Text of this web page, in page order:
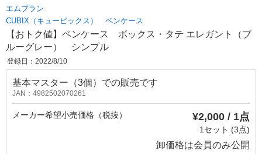
エムプラン
CUBIX（キュービックス） ペンケース
【おトク値】ペンケース ボックス・タテ エレガント（ブ
ルーグレー） シンプル
登録日：2022/8/10
基本マスター（3個）での販売です
JAN：4982502070261
メーカー希望小売価格（税抜） ¥2,000 / 1点
1セット (3点)
卸価格は会員のみ公開